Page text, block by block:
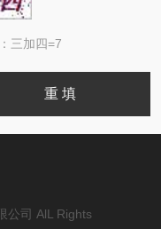
三加四=7
公司 AlL Rights